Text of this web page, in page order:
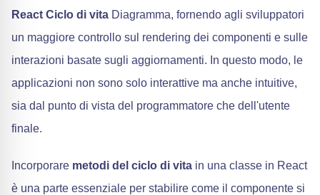
React Ciclo di vita Diagramma, fornendo agli sviluppatori
un maggiore controllo sul rendering dei componenti e sulle
interazioni basate sugli aggiornamenti. In questo modo, le
applicazioni non sono solo interattive ma anche intuitive,
sia dal punto di vista del programmatore che dell'utente
finale.
Incorporare metodi del ciclo di vita in una classe in React
è una parte essenziale per stabilire come il componente si